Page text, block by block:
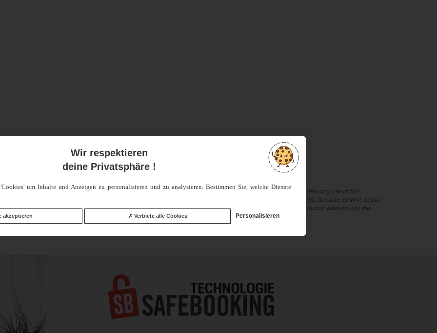
digitalized file by Gritchen Affinity. These data are kept for a maximum period of five years and are collected for the only use of the
et libertés” and the European rules on data protection (RGPD), you are authorized to have access, to modify, to erase, to limit and to
revoke your consent by contactingcontact@gritchen-affinity.com. Should you have a complaint to formulate, you can address it to the
Wir respektieren
deine Privatsphäre !
um Inhalte und Anzeigen zu personalisieren und zu analysieren. Bestimmen Sie, welche Dienste
akzeptieren Verbiete alle Cookies Personalisieren